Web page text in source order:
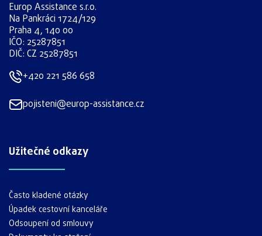
Europ Assistance s.r.o.
Na Pankráci 1724/129
Praha 4, 140 00
IČO: 25287851
DIČ: CZ 25287851
+420 221 586 658
pojisteni@europ-assistance.cz
Užitečné odkazy
Často kladené otázky
Úpadek cestovní kanceláře
Odsoupení od smlouvy